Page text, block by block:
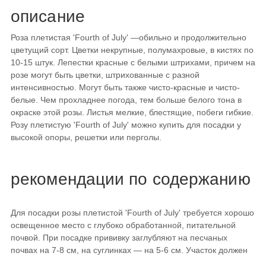
описание
Роза плетистая 'Fourth of July' —обильно и продолжительно
цветущий сорт. Цветки некрупные, полумахровые, в кистях по
10-15 штук. Лепестки красные с белыми штрихами, причем на
розе могут быть цветки, штрихованные с разной
интенсивностью. Могут быть также чисто-красные и чисто-
белые. Чем прохладнее погода, тем больше белого тона в
окраске этой розы. Листья мелкие, блестящие, побеги гибкие.
Розу плетистую 'Fourth of July' можно купить для посадки у
высокой опоры, решетки или перголы.
рекомендации по содержанию
Для посадки розы плетистой 'Fourth of July' требуется хорошо
освещенное место с глубоко обработанной, питательной
почвой. При посадке прививку заглубляют на песчаных
почвах на 7-8 см, на суглинках — на 5-6 см. Участок должен